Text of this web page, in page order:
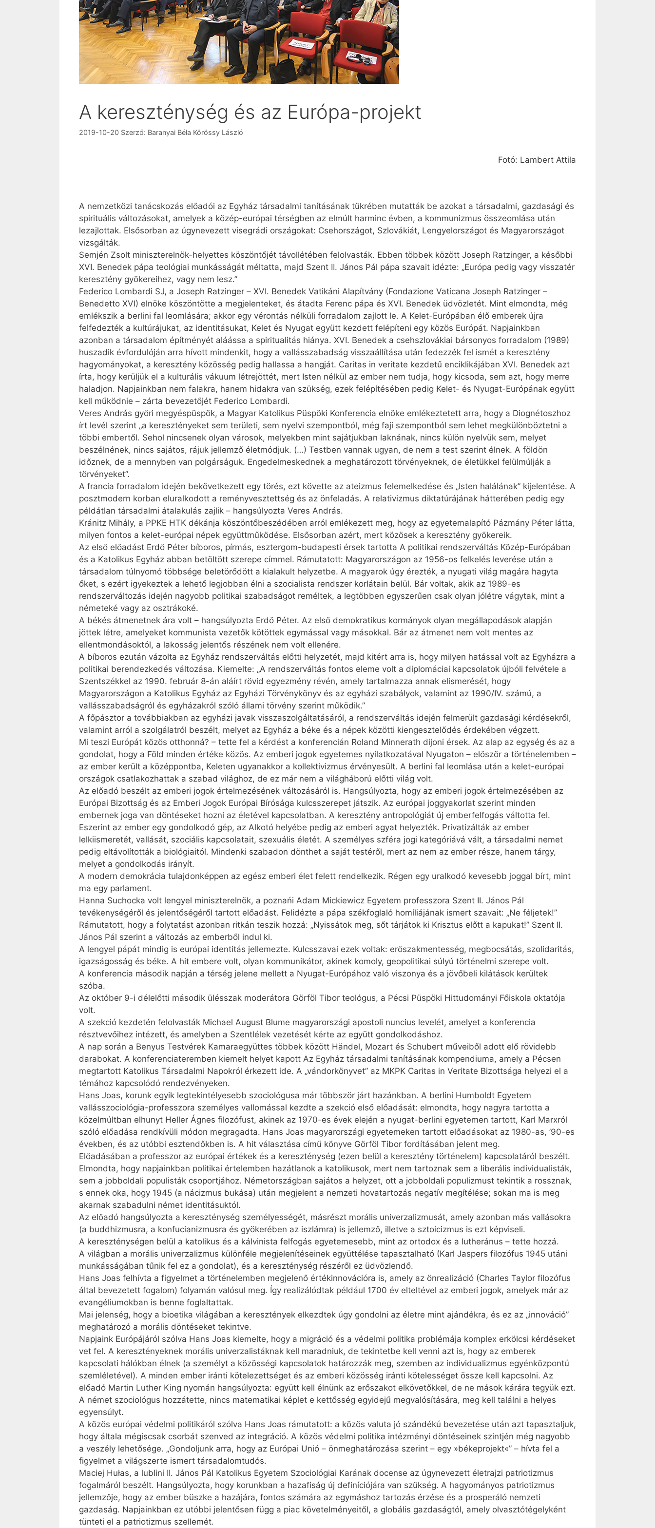
A kereszténység és az Európa-projekt
2019-10-20 Szerző: Baranyai Béla Körössy László
Fotó: Lambert Attila
A nemzetközi tanácskozás előadói az Egyház társadalmi tanításának tükrében mutatták be azokat a társadalmi, gazdasági és
spirituális változásokat, amelyek a közép-európai térségben az elmúlt harminc évben, a kommunizmus összeomlása után
lezajlottak. Elsősorban az úgynevezett visegrádi országokat: Cseh­országot, Szlovákiát, Lengyelországot és Magyarországot
vizsgálták.
Semjén Zsolt miniszterelnök-helyettes köszöntőjét távollétében felolvasták. Ebben többek között Joseph Ratzinger, a későbbi
XVI. Benedek pápa teológiai munkásságát méltatta, majd Szent II. János Pál pápa szavait idézte: „Európa pedig vagy visszatér
keresztény gyökereihez, vagy nem lesz.”
Federico Lombardi SJ, a Joseph Ratzinger – XVI. Benedek Vatikáni Alapítvány (Fondazione Vaticana Joseph Ratzinger –
Benedetto XVI) elnöke köszöntötte a megjelenteket, és átadta Ferenc pápa és XVI. Benedek üdvözletét. Mint elmondta, még
emlékszik a berlini fal leomlására; akkor egy vérontás nélküli forradalom zajlott le. A Kelet-Európában élő emberek újra
felfedezték a kultúrájukat, az identitásukat, Kelet és Nyugat együtt kezdett felépíteni egy közös Európát. Napjainkban
azonban a társadalom építményét aláássa a spiritualitás hiánya. XVI. Benedek a csehszlovákiai bársonyos forradalom (1989)
huszadik évfordulóján arra hívott mindenkit, hogy a vallásszabadság visszaállítása után fedezzék fel ismét a keresztény
hagyományokat, a keresztény közösség pedig hallassa a hangját. Caritas in veritate kezdetű enciklikájában XVI. Benedek azt
írta, hogy kerüljük el a kulturális vákuum létrejöttét, mert Isten nélkül az ember nem tudja, hogy kicsoda, sem azt, hogy merre
haladjon. Napjainkban nem falakra, hanem hidakra van szükség, ezek felépítésében pedig Kelet- és Nyugat-Európának együtt
kell működnie – zárta bevezetőjét Federico Lombardi.
Veres András győri megyéspüspök, a Magyar Katolikus Püspöki Konferencia elnöke emlékeztetett arra, hogy a Diognétoszhoz
írt levél szerint „a keresztényeket sem területi, sem nyelvi szempontból, még faji szempontból sem lehet megkülönböztetni a
többi embertől. Sehol nincsenek olyan városok, melyekben mint sajátjukban laknának, nincs külön nyelvük sem, melyet
beszélnének, nincs sajátos, rájuk jellemző életmódjuk. (…) Testben vannak ugyan, de nem a test szerint élnek. A földön
időznek, de a mennyben van polgárságuk. Engedelmeskednek a meghatározott törvényeknek, de életükkel felülmúlják a
törvényeket”.
A francia forradalom idején bekövetkezett egy törés, ezt követte az ateizmus felemelkedése és „Isten halálának” kijelentése. A
posztmodern korban eluralkodott a reményvesztettség és az önfeladás. A relativizmus diktatúrájának hátterében pedig egy
példátlan társadalmi átalakulás zajlik – hangsúlyozta Veres András.
Kránitz Mihály, a PPKE HTK dékánja köszöntőbeszédében arról emlékezett meg, hogy az egyetemalapító Pázmány Péter látta,
milyen fontos a kelet-európai népek együttműködése. Elsősorban azért, mert közösek a keresztény gyökereik.
Az első előadást Erdő Péter bíboros, pírmás, esztergom-budapesti érsek tartotta A politikai rendszerváltás Közép-Európában
és a Katolikus Egyház abban betöltött szerepe címmel. Rámutatott: Magyarországon az 1956-os felkelés leverése után a
társadalom túlnyomó többsége beletörődött a kialakult helyzetbe. A magyarok úgy érezték, a nyugati világ magára hagyta
őket, s ezért igyekeztek a lehető legjobban élni a szocialista rendszer korlátain belül. Bár voltak, akik az 1989-es
rendszerváltozás idején nagyobb politikai szabadságot reméltek, a legtöbben egyszerűen csak olyan jólétre vágytak, mint a
németeké vagy az osztrákoké.
A békés átmenetnek ára volt – hangsúlyozta Erdő Péter. Az első demokratikus kormányok olyan megállapodások alapján
jöttek létre, amelyeket kommunista vezetők kötöttek egymással vagy másokkal. Bár az átmenet nem volt mentes az
ellentmondásoktól, a lakosság jelentős részének nem volt ellenére.
A bíboros ezután vázolta az Egyház rendszerváltás előtti helyzetét, majd kitért arra is, hogy milyen hatással volt az Egyházra a
politikai berendezkedés változása. Kiemelte: „A rendszerváltás fontos eleme volt a diplomáciai kapcsolatok újbóli felvétele a
Szentszékkel az 1990. február 8-án aláírt rövid egyezmény révén, amely tartalmazza annak elismerését, hogy
Magyarországon a Katolikus Egyház az Egyházi Törvénykönyv és az egyházi szabályok, valamint az 1990/IV. számú, a
vallásszabadságról és egyházakról szóló állami törvény szerint működik.”
A főpásztor a továbbiakban az egyházi javak visszaszolgáltatásáról, a rendszerváltás idején felmerült gazdasági kérdésekről,
valamint arról a szolgálatról beszélt, melyet az Egyház a béke és a népek közötti kiengesztelődés érdekében végzett.
Mi teszi Európát közös otthonná? – tette fel a kérdést a konferencián Roland Minnerath dijoni érsek. Az alap az egység és az a
gondolat, hogy a Föld minden értéke közös. Az emberi jogok egyetemes nyilatkozatával Nyugaton – először a történelemben –
az ember került a középpontba, Keleten ugyanakkor a kollektivizmus érvényesült. A berlini fal leomlása után a kelet-európai
országok csatlakozhattak a szabad világhoz, de ez már nem a világháború előtti világ volt.
Az előadó beszélt az emberi jogok értelmezésének változásáról is. Hangsúlyozta, hogy az emberi jogok értelmezésében az
Európai Bizottság és az Emberi Jogok Európai Bírósága kulcsszerepet játszik. Az európai joggyakorlat szerint minden
embernek joga van döntéseket hozni az életével kapcsolatban. A keresztény antropológiát új emberfelfogás váltotta fel.
Eszerint az ember egy gondolkodó gép, az Alkotó helyébe pedig az emberi agyat helyezték. Privatizálták az ember
lelkiismeretét, vallását, szociális kapcsolatait, szexuális életét. A személyes szféra jogi kategóriává vált, a társadalmi nemet
pedig eltávolították a biológiaitól. Mindenki szabadon dönthet a saját testéről, mert az nem az ember része, hanem tárgy,
melyet a gondolkodás irányít.
A modern demokrácia tulajdonképpen az egész emberi élet felett rendelkezik. Régen egy uralkodó kevesebb joggal bírt, mint
ma egy parlament.
Hanna Suchocka volt lengyel miniszterelnök, a poznańi Adam Mickiewicz Egyetem professzora Szent II. János Pál
tevékenységéről és jelentőségéről tartott előadást. Felidézte a pápa székfoglaló homíliájának ismert szavait: „Ne féljetek!”
Rámutatott, hogy a folytatást azonban ritkán teszik hozzá: „Nyissátok meg, sőt tárjátok ki Krisztus előtt a kapukat!” Szent II.
János Pál szerint a változás az emberből indul ki.
A lengyel pápát mindig is európai identitás jellemezte. Kulcsszavai ezek voltak: erőszakmentesség, megbocsátás, szolidaritás,
igazságosság és béke. A hit embere volt, olyan kommunikátor, akinek komoly, geopolitikai súlyú történelmi szerepe volt.
A konferencia második napján a térség jelene mellett a Nyugat-Európához való viszonya és a jövőbeli kilátások kerültek
szóba.
Az október 9-i délelőtti második ülésszak moderátora Görföl Tibor teológus, a Pécsi Püspöki Hittudományi Főiskola oktatója
volt.
A szekció kezdetén felolvasták Michael August Blume magyarországi apostoli nuncius levelét, amelyet a konferencia
résztvevőihez intézett, és amelyben a Szentlélek vezetését kérte az együtt gondolkodáshoz.
A nap során a Benyus Testvérek Kamaraegyüttes többek között Händel, Mozart és Schubert műveiből adott elő rövidebb
darabokat. A konferenciateremben kiemelt helyet kapott Az Egyház társadalmi tanításának kompendiuma, amely a Pécsen
megtartott Katolikus Társadalmi Napokról érkezett ide. A „vándorkönyvet” az MKPK Caritas in Veritate Bizottsága helyezi el a
témához kapcsolódó rendezvényeken.
Hans Joas, korunk egyik legtekintélyesebb szociológusa már többször járt hazánkban. A berlini Humboldt Egyetem
vallásszociológia-professzora személyes vallomással kezdte a szekció első előadását: elmondta, hogy nagyra tartotta a
közelmúltban elhunyt Heller Ágnes filozófust, akinek az 1970-es évek elején a nyugat-berlini egyetemen tartott, Karl Marxról
szóló előadása rendkívüli módon megragadta. Hans Joas magyarországi egyetemeken tartott előadásokat az 1980-as, ’90-es
években, és az utóbbi esztendőkben is. A hit választása című könyve Görföl Tibor fordításában jelent meg.
Előadásában a professzor az európai értékek és a kereszténység (ezen belül a keresztény történelem) kapcsolatáról beszélt.
Elmondta, hogy napjainkban politikai értelemben hazátlanok a katolikusok, mert nem tartoznak sem a liberális individualisták,
sem a jobboldali populisták csoportjához. Németországban sajátos a helyzet, ott a jobboldali populizmust tekintik a rossznak,
s ennek oka, hogy 1945 (a nácizmus bukása) után megjelent a nemzeti hovatartozás negatív megítélése; sokan ma is meg
akarnak szabadulni német identitásuktól.
Az előadó hangsúlyozta a kereszténység személyességét, másrészt morális univerzalizmusát, amely azonban más vallásokra
(a buddhizmusra, a konfucianizmusra és gyökerében az iszlámra) is jellemző, illetve a sztoicizmus is ezt képviseli.
A kereszténységen belül a katolikus és a kálvinista felfogás egyetemesebb, mint az ortodox és a lutheránus – tette hozzá.
A világban a morális univerzalizmus különféle megjelenítéseinek együttélése tapasztalható (Karl Jaspers filozófus 1945 utáni
munkásságában tűnik fel ez a gondolat), és a kereszténység részéről ez üdvözlendő.
Hans Joas felhívta a figyelmet a történelemben megjelenő értékinnovációra is, amely az önrealizáció (Charles Taylor filozófus
által bevezetett fogalom) folyamán valósul meg. Így realizálódtak például 1700 év elteltével az emberi jogok, amelyek már az
evangéliumokban is benne foglaltattak.
Mai jelenség, hogy a bioetika világában a keresztények elkezdtek úgy gondolni az életre mint ajándékra, és ez az „innováció”
meghatározó a morális döntéseket tekintve.
Napjaink Európájáról szólva Hans Joas kiemelte, hogy a migráció és a védelmi politika problémája komplex erkölcsi kérdéseket
vet fel. A keresztényeknek morális univerzalistáknak kell maradniuk, de tekintetbe kell venni azt is, hogy az emberek
kapcsolati hálókban élnek (a személyt a közösségi kapcsolatok határozzák meg, szemben az individualizmus egyénközpontú
szemléletével). A minden ember iránti kötelezettséget és az emberi közösség iránti kötelességet össze kell kapcsolni. Az
előadó Martin Luther King nyomán hangsúlyozta: együtt kell élnünk az erőszakot elkövetőkkel, de ne mások kárára tegyük ezt.
A német szociológus hozzátette, nincs matematikai képlet e kettősség egyidejű megvalósítására, meg kell találni a helyes
egyensúlyt.
A közös európai védelmi politikáról szólva Hans Joas rámutatott: a közös valuta jó szándékú bevezetése után azt tapasztaljuk,
hogy általa mégiscsak csorbát szenved az integráció. A közös védelmi politika intézményi döntéseinek szintjén még nagyobb
a veszély lehetősége. „Gondoljunk arra, hogy az Európai Unió – önmeghatározása szerint – egy »békeprojekt«” – hívta fel a
figyelmet a világszerte ismert társadalomtudós.
Maciej Hułas, a lublini II. János Pál Katolikus Egyetem Szociológiai Karának docense az úgynevezett életrajzi patriotizmus
fogalmáról beszélt. Hangsúlyozta, hogy korunkban a hazafiság új definíciójára van szükség. A hagyományos patriotizmus
jellemzője, hogy az ember büszke a hazájára, fontos számára az egymáshoz tartozás érzése és a prosperáló nemzeti
gazdaság. Napjainkban ez utóbbi jelentősen függ a piac követelményeitől, a globális gazdaságtól, amely olvasztótégelyként
tünteti el a patriotizmus szellemét.